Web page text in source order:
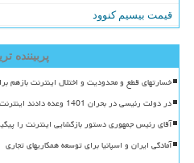
قیمت بیسیم کنوود
پربیننده
خسارتهای قطع و محدودیت و اختلال اینترنت بازهم
در دولت رئیسی در بحران 1401 وعده دادند اینترنت به طور موقت قطع می شود اما ماندگار شد
آقای رئیس جمهوری دستور بازگشایی اینترنت را
آمادگی ایران و اسپانیا برای توسعه همکاریهای تجاری